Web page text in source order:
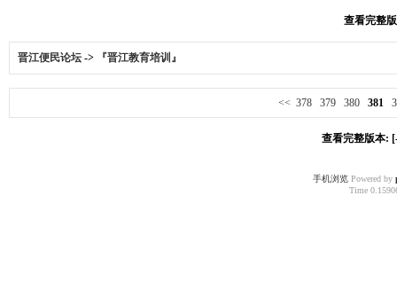
查看完整
晋江便民论坛 -> 『晋江教育培训』
<< 378 379 380 381
查看完整版本:
手机浏览Powered by
Time